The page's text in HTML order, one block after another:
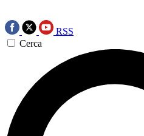
RSS
Cerca